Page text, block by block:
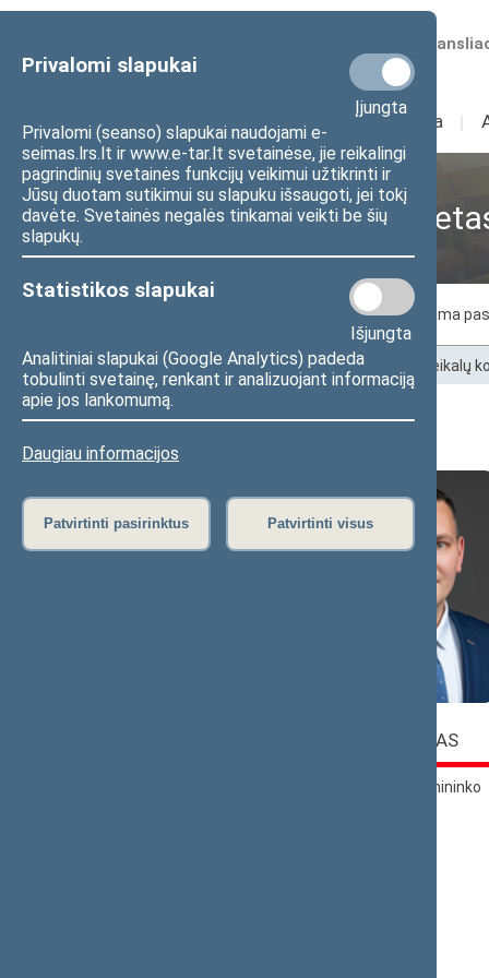
Privalomi slapukai
Įjungta
Privalomi (seanso) slapukai naudojami e-
seimas.lrs.lt ir www.e-tar.lt svetainėse, jie reikalingi
pagrindinių svetainės funkcijų veikimui užtikrinti ir
Jūsų duotam sutikimui su slapuku išsaugoti, jei tokį
davėte. Svetainės negalės tinkamai veikti be šių
slapukų.
Statistikos slapukai
Išjungta
Analitiniai slapukai (Google Analytics) padeda
tobulinti svetainę, renkant ir analizuojant informaciją
apie jos lankomumą.
Daugiau informacijos
Patvirtinti pasirinktus Patvirtinti visus
Numatomos
Sudėtis Veikla I
Kaimo reikalų
Posėdžiai Laukiama
Pradžia>Komitetai ir komisijos> Kaimo reikalų
SKAMARAKAS
Komiteto pirmininko